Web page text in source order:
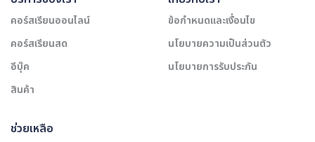
คอร์สเรียนออนไลน์
คอร์สเรียนสด
อีบุ๊ค
สินค้า
ข้อกำหนดและเงื่อนไข
นโยบายความเป็นส่วนตัว
นโยบายการรับประกัน
ช่วยเหลือ